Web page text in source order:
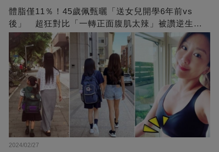
體脂僅11％！45歲佩甄曬「送女兒開學6年前vs
後」 超狂對比「一轉正面腹肌太辣」被讚逆生
長：媽媽變姊姊❤
2024/02/27